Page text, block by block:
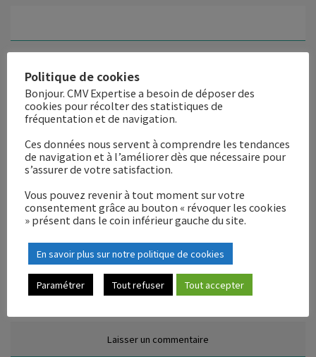
Site web
Enregistrer mon nom, mon e-mail et mon site dans le
navigateur pour mon prochain commentaire.
Politique de cookies
Bonjour. CMV Expertise a besoin de déposer des
cookies pour récolter des statistiques de
fréquentation et de navigation.
Ces données nous servent à comprendre les tendances
de navigation et à l’améliorer dès que nécessaire pour
s’assurer de votre satisfaction.
Vous pouvez revenir à tout moment sur votre
consentement grâce au bouton « révoquer les cookies
» présent dans le coin inférieur gauche du site.
En savoir plus sur notre politique de cookies
Paramétrer Tout refuser Tout accepter